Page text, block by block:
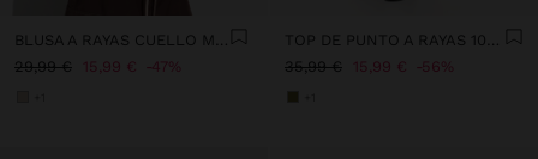
BLUSA A RAYAS CUELLO MAO
29,99 €
15,99 € 47%
TOP DE PUNTO A RAYAS 100% ALGODÓN
35,99 €
15,99 € 56%